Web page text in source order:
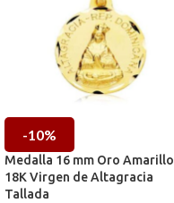
-10%
Medalla 16 mm Oro Amarillo
18K Virgen de Altagracia
Tallada